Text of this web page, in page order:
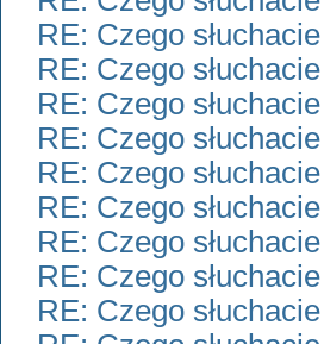
RE: Czego
RE: Czego
RE: Czego
RE: Czego
RE: Czego
RE: Czego
RE: Czego
RE: Czego
RE: Czego